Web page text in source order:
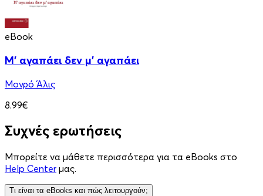
eBook
Μ' αγαπάει δεν μ' αγαπάει
Μονρό Άλις
8.99€
Συχνές ερωτήσεις
Μπορείτε να μάθετε περισσότερα για τα eBooks στο
Help Center μας.
Τι είναι τα eBooks και πώς λειτουργούν;